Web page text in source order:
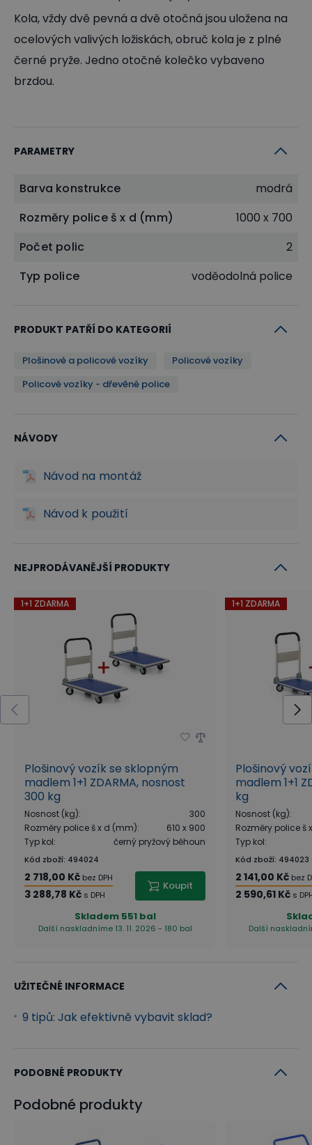
Kola, vždy dvě pevná a dvě otočná jsou uložena na
ocelových valivých ložiskách, obruč kola je z plné
černé pryže. Jedno otočné kolečko vybaveno
brzdou.
PARAMETRY
Barva konstrukce
modrá
Rozměry police š x d (mm)
1000 x 700
Počet polic
2
Typ police
voděodolná police
PRODUKT PATŘÍ DO KATEGORIÍ
Plošinové a policové vozíky
Policové vozíky
Policové vozíky - dřevěné police
NÁVODY
Návod na montáž
Návod k použití
NEJPRODÁVANĚJŠÍ PRODUKTY
1+1 ZDARMA
Plošinový vozík se sklopným
madlem 1+1 ZDARMA, nosnost
300 kg
Nosnost (kg):
300
Rozměry police š x d (mm):
610 x 900
Typ kol: černý pryžový běhoun
Kód zboží: 494024
2 718,00 Kč bez DPH
3 288,78 Kč s DPH
Koupit
Skladem 551 bal
Další naskladníme 13. 11. 2026 - 180 bal
1+1 ZDARMA
Plošinový
madlem 1+1
kg
Nosnost (kg):
Rozměry police š
Typ kol:
Kód zboží: 494023
2 141,00 Kč bez
2 590,61 Kč s
Další
UŽITEČNÉ INFORMACE
9 tipů: Jak efektivně vybavit sklad?
PODOBNÉ PRODUKTY
Podobné produkty